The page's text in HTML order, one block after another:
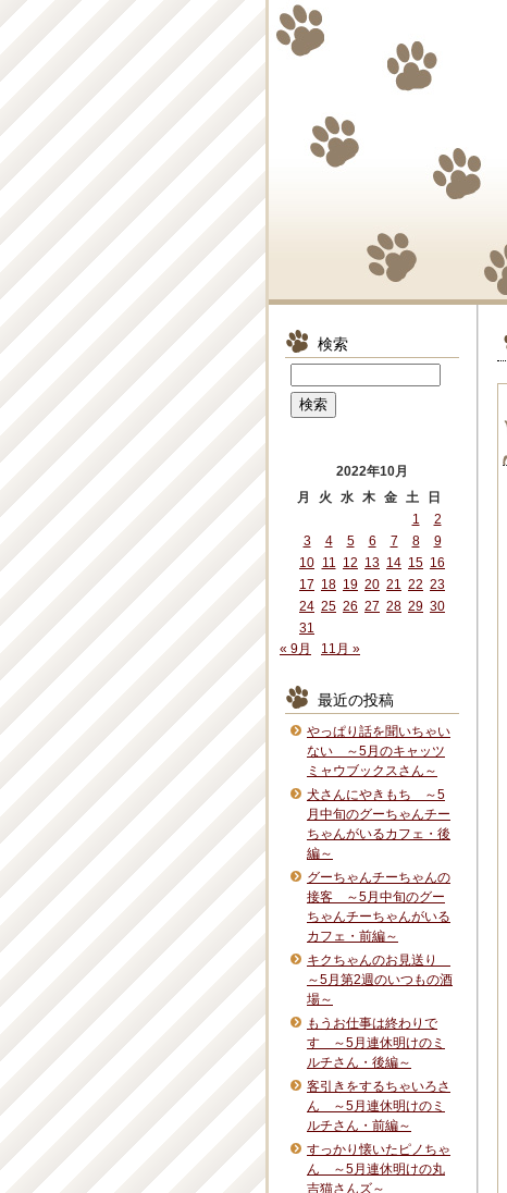
検索
2022年10月
月
火 水 木 金 土
日
1
2
3
4 5 6 7 8
9
10 11 12 13 14 15 16
17 18 19 20 21 22 23
24 25 26 27 28 29 30
31
« 9月
11月 »
最近の投稿
やっぱり話を聞いちゃい
ない ～5月のキャッツ
ミャウブックスさん～
犬さんにやきもち ～5
月中旬のグーちゃんチー
ちゃんがいるカフェ・後
編～
グーちゃんチーちゃんの
接客 ～5月中旬のグー
ちゃんチーちゃんがいる
カフェ・前編～
キクちゃんのお見送り
～5月第2週のいつもの酒
場～
もうお仕事は終わりで
す ～5月連休明けのミ
ルチさん・後編～
客引きをするちゃいろさ
ん ～5月連休明けのミ
ルチさん・前編～
すっかり懐いたピノちゃ
ん ～5月連休明けの丸
吉猫さんズ～